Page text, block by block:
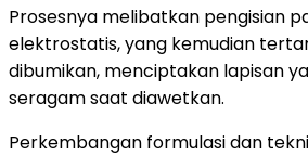
Prosesnya melibatkan pengisian
elektrostatis, yang kemudian
dibumikan, menciptakan lapisan
seragam saat diawetkan.
Perkembangan formulasi dan